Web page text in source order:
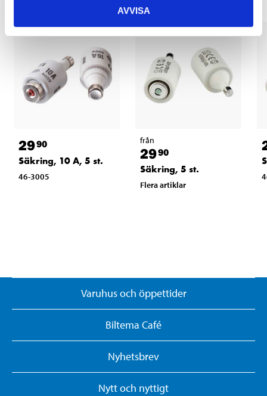
AVVISA
2990
Säkring, 10 A, 5 st.
46-3005
från
2990
Säkring, 5 st.
Flera artiklar
Varuhus och öppettider
Biltema Café
Nyhetsbrev
Nytt och nyttigt